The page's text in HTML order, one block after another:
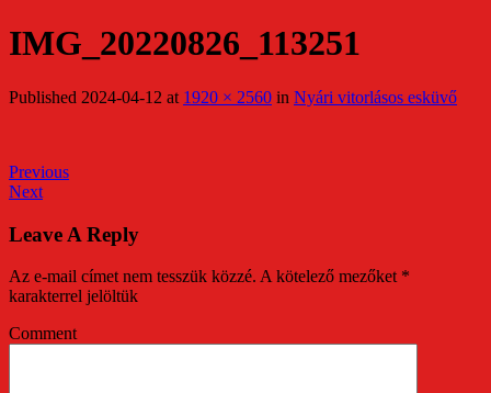
IMG_20220826_113251
Published 2024-04-12 at 1920 × 2560 in Nyári vitorlásos esküvő
Previous
Next
Leave A Reply
Az e-mail címet nem tesszük közzé. A kötelező mezőket *
karakterrel jelöltük
Comment